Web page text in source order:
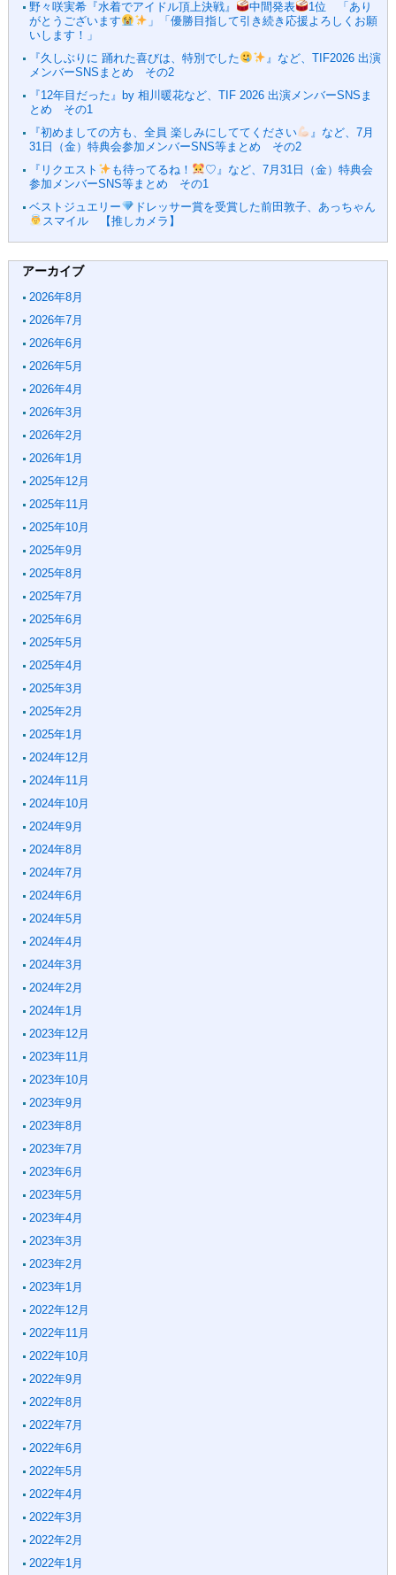
野々咲実希『水着でアイドル頂上決戦』
中間発表
1位 「あり
がとうございます
」「優勝目指して引き続き応援よろしくお願
いします！」
『久しぶりに 踊れた喜びは、特別でした
』など、TIF2026 出演
メンバーSNSまとめ その2
『12年目だった』by 相川暖花など、TIF 2026 出演メンバーSNSま
とめ その1
『初めましての方も、全員 楽しみにしててください
』など、7月
31日（金）特典会参加メンバーSNS等まとめ その2
『リクエスト
も待ってるね！
♡』など、7月31日（金）特典会
参加メンバーSNS等まとめ その1
ベストジュエリー
ドレッサー賞を受賞した前田敦子、あっちゃん
スマイル 【推しカメラ】
アーカイブ
2026年8月
2026年7月
2026年6月
2026年5月
2026年4月
2026年3月
2026年2月
2026年1月
2025年12月
2025年11月
2025年10月
2025年9月
2025年8月
2025年7月
2025年6月
2025年5月
2025年4月
2025年3月
2025年2月
2025年1月
2024年12月
2024年11月
2024年10月
2024年9月
2024年8月
2024年7月
2024年6月
2024年5月
2024年4月
2024年3月
2024年2月
2024年1月
2023年12月
2023年11月
2023年10月
2023年9月
2023年8月
2023年7月
2023年6月
2023年5月
2023年4月
2023年3月
2023年2月
2023年1月
2022年12月
2022年11月
2022年10月
2022年9月
2022年8月
2022年7月
2022年6月
2022年5月
2022年4月
2022年3月
2022年2月
2022年1月